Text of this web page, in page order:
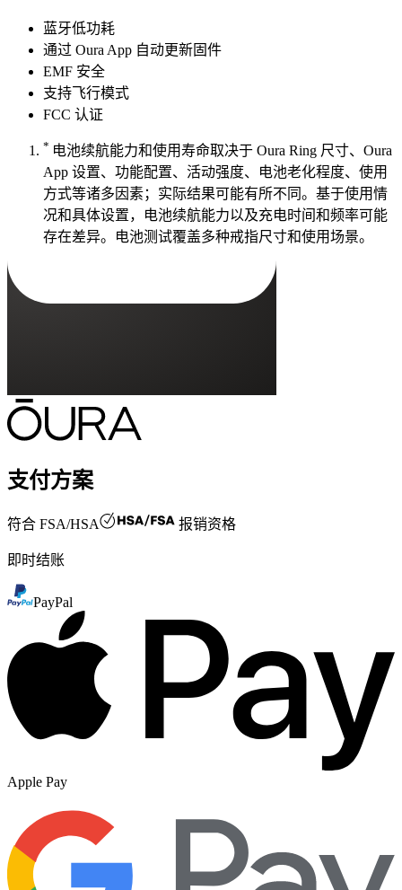
蓝牙低功耗
通过 Oura App 自动更新固件
EMF 安全
支持飞行模式
FCC 认证
* 电池续航能力和使用寿命取决于 Oura Ring 尺寸、Oura
App 设置、功能配置、活动强度、电池老化程度、使用
方式等诸多因素；实际结果可能有所不同。基于使用情
况和具体设置，电池续航能力以及充电时间和频率可能
存在差异。电池测试覆盖多种戒指尺寸和使用场景。
支付方案
符合 FSA/HSA 报销资格
即时结账
PayPal
Apple Pay